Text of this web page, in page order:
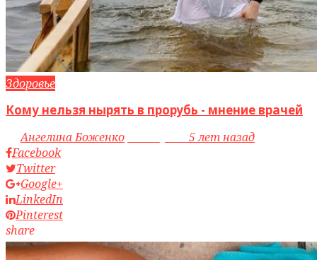
Здоровье
Кому нельзя нырять в прорубь - мнение врачей
byАнгелина Боженко
5 лет назад
Facebook
Twitter
Google+
LinkedIn
Pinterest
share